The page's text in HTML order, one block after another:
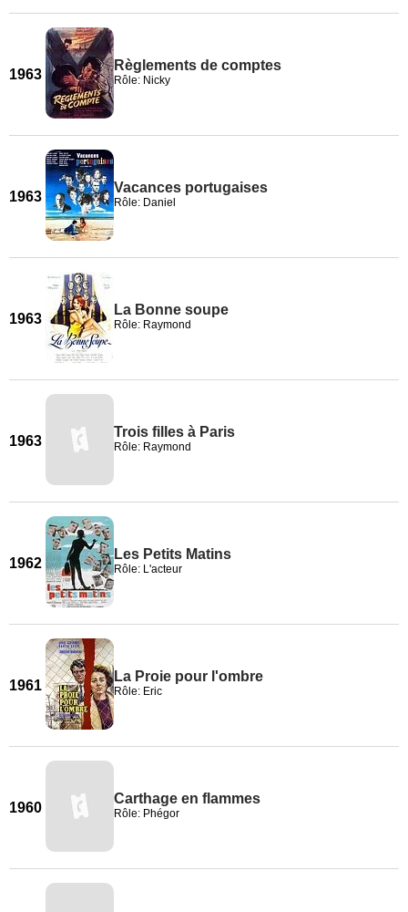
1963
Règlements de comptes
Rôle: Nicky
1963
Vacances portugaises
Rôle: Daniel
1963
La Bonne soupe
Rôle: Raymond
1963
Trois filles à Paris
Rôle: Raymond
1962
Les Petits Matins
Rôle: L'acteur
1961
La Proie pour l'ombre
Rôle: Eric
1960
Carthage en flammes
Rôle: Phégor